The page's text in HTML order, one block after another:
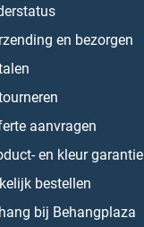
en bezorgen
aanvragen
en kleur garantie
bestellen
bij Behangplaza